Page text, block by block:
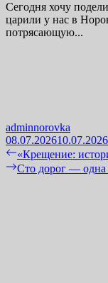
Сегодня хочу
царили у нас в
потрясающую...
adminnorovka
08.07.202610.07.2026
Навигация
по
Previous
post:
«Крещение:
Next
Сто дорог — одна